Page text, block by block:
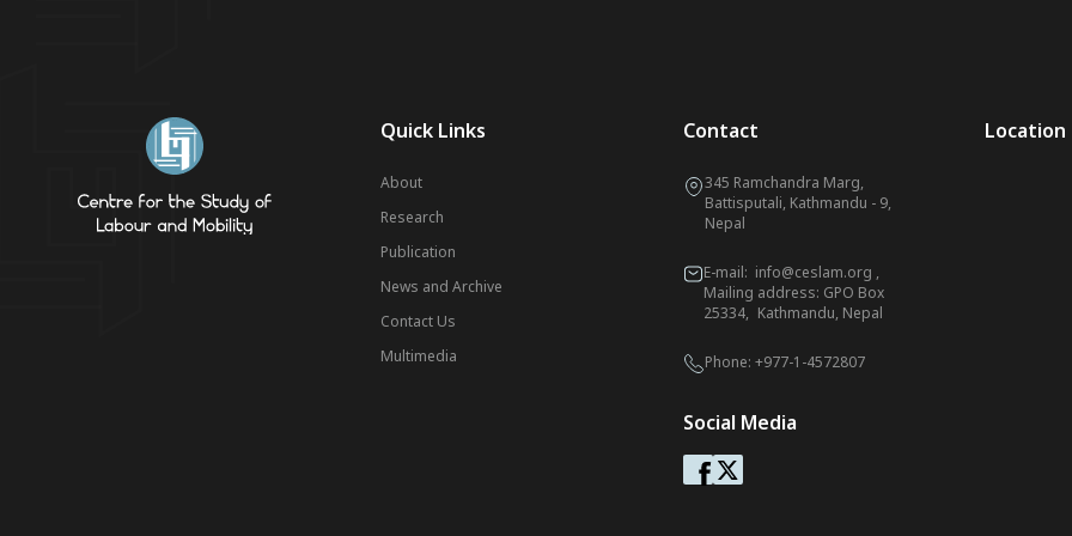
Quick Links
About
Research
Publication
News and Archive
Contact Us
Multimedia
Contact
345 Ramchandra Marg,
Battisputali, Kathmandu - 9,
Nepal
E-mail: info@ceslam.org ,
Mailing address: GPO Box
25334, Kathmandu, Nepal
Phone: +977-1-4572807
Social Media
Location